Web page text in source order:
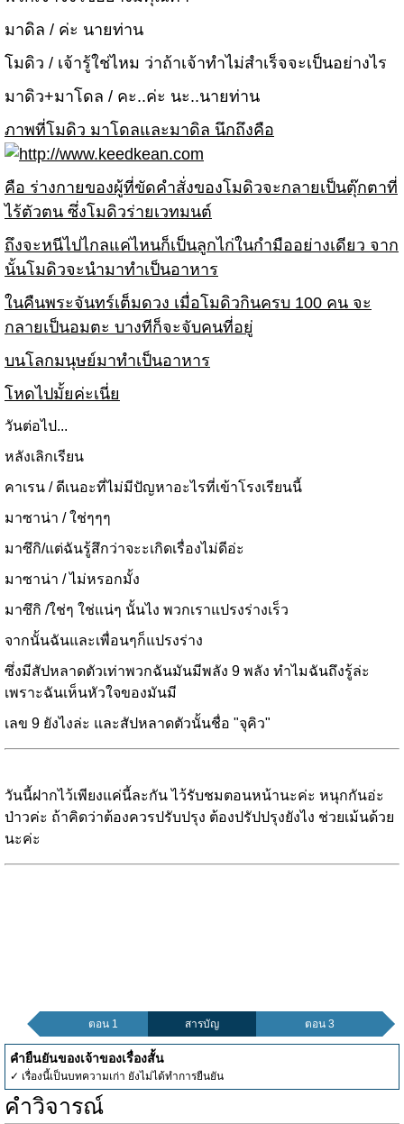
มาดิล / ค่ะ นายท่าน
โมดิว / เจ้ารู้ใช่ไหม ว่าถ้าเจ้าทำไม่สำเร็จจะเป็นอย่างไร
มาดิว+มาโดล / คะ..ค่ะ นะ..นายท่าน
ภาพที่โมดิว มาโดลและมาดิล นึกถึงคือ
คือ ร่างกายของผู้ที่ขัดคำสั่งของโมดิวจะกลายเป็นตุ๊กตาที่
ไร้ตัวตน ซึ่งโมดิวร่ายเวทมนต์
ถึงจะหนีไปไกลแค่ไหนก็เป็นลูกไก่ในกำมืออย่างเดียว จาก
นั้นโมดิวจะนำมาทำเป็นอาหาร
ในคืนพระจันทร์เต็มดวง เมื่อโมดิวกินครบ 100 คน จะ
กลายเป็นอมตะ บางทีก็จะจับคนที่อยู่
บนโลกมนุษย์มาทำเป็นอาหาร
โหดไปมั้ยค่ะเนี่ย
วันต่อไป...
หลังเลิกเรียน
คาเรน / ดีเนอะที่ไม่มีปัญหาอะไรที่เข้าโรงเรียนนี้
มาซาน่า / ใช่ๆๆๆ
มาซึกิ/แต่ฉันรู้สึกว่าจะะเกิดเรื่องไม่ดีอ่ะ
มาซาน่า / ไม่หรอกมั้ง
มาซึกิ /ใช่ๆ ใช่แน่ๆ นั้นไง พวกเราแปรงร่างเร็ว
จากนั้นฉันและเพื่อนๆก็แปรงร่าง
ซึ่งมีสัปหลาดตัวเท่าพวกฉันมันมีพลัง 9 พลัง ทำไมฉันถึงรู้ล่ะ
เพราะฉันเห็นหัวใจของมันมี
เลข 9 ยังไงล่ะ และสัปหลาดตัวนั้นชื่อ "จุคิว"
วันนี้ฝากไว้เพียงแค่นี้ละกัน ไว้รับชมตอนหน้านะค่ะ หนุกกันอ่ะ
ป่าวค่ะ ถ้าคิดว่าต้องควรปรับปรุง ต้องปรัปปรุงยังไง ช่วยเม้นด้วย
นะค่ะ
ตอน 1 สารบัญ ตอน 3
คำยืนยันของเจ้าของเรื่องสั้น
✓ เรื่องนี้เป็นบทความเก่า ยังไม่ได้ทำการยืนยัน
คำวิจารณ์